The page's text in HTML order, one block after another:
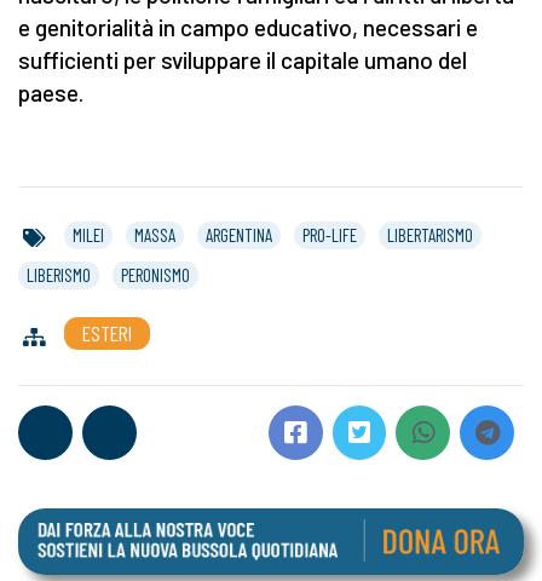
e genitorialità in campo educativo, necessari e
sufficienti per sviluppare il capitale umano del
paese.
MILEI MASSA ARGENTINA PRO-LIFE
LIBERTARISMO
LIBERISMO
PERONISMO
ESTERI